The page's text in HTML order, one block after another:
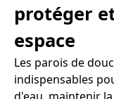
protéger
espace
Les parois de
indispensables